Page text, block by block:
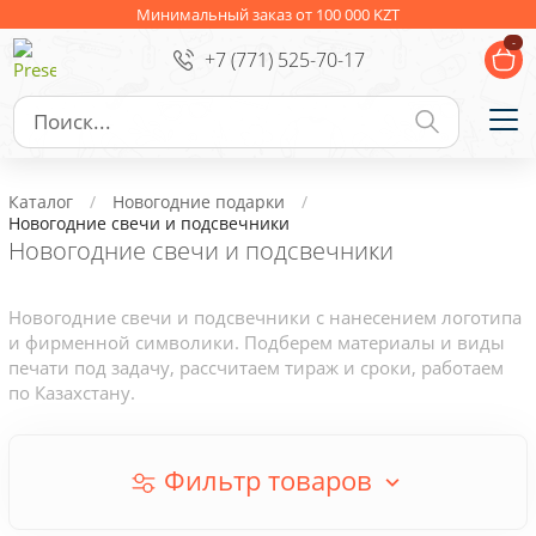
Минимальный заказ от 100 000 KZT
+7 (771) 525-70-17
-
Ежедневники Новогодние подарки
Сувениры к праздникам Упаковка
Личные аксессуары
Деловые подарки
Съедобные подарки с логотипом
Каталог
Новогодние подарки
Новогодние свечи и подсвечники
Новогодние свечи и подсвечники
Новогодние свечи и подсвечники с нанесением логотипа
и фирменной символики. Подберем материалы и виды
печати под задачу, рассчитаем тираж и сроки, работаем
по Казахстану.
Фильтр товаров